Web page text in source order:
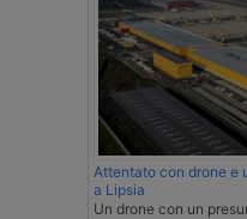
Attentato con drone e
a Lipsia
Un drone con un